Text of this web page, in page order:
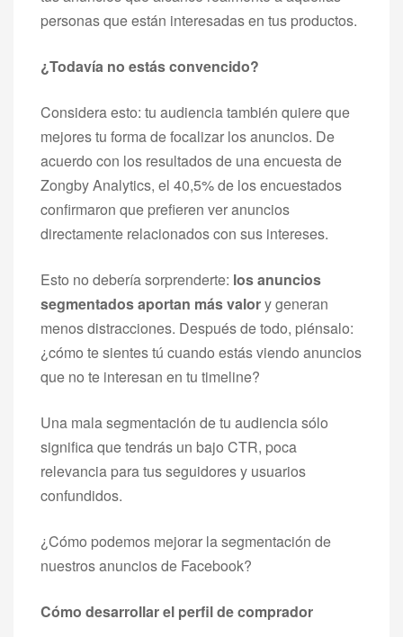
personas que están interesadas en tus productos.
¿Todavía no estás convencido?
Considera esto: tu audiencia también quiere que
mejores tu forma de focalizar los anuncios. De
acuerdo con los resultados de una encuesta de
Zongby Analytics, el 40,5% de los encuestados
confirmaron que prefieren ver anuncios
directamente relacionados con sus intereses.
Esto no debería sorprenderte: los anuncios
segmentados aportan más valory generan
menos distracciones. Después de todo, piénsalo:
¿cómo te sientes tú cuando estás viendo anuncios
que no te interesan en tu timeline?
Una mala segmentación de tu audiencia sólo
significa que tendrás un bajo CTR, poca
relevancia para tus seguidores y usuarios
confundidos.
¿Cómo podemos mejorar la segmentación de
nuestros anuncios de Facebook?
Cómo desarrollar el perfil de comprador